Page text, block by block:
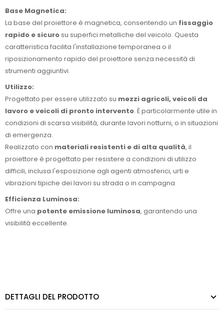
Base Magnetica:
La base del proiettore è magnetica, consentendo un fissaggio
rapido e sicurosu superfici metalliche del veicolo. Questa
caratteristica facilita l'installazione temporanea o il
riposizionamento rapido del proiettore senza necessità di
strumenti aggiuntivi.
Utilizzo:
Progettato per essere utilizzato su mezzi agricoli, veicoli da
lavoro e veicoli di pronto intervento. È particolarmente utile in
condizioni di scarsa visibilità, durante lavori notturni, o in situazioni
di emergenza.
Realizzato con materiali resistenti e di alta qualità, il
proiettore è progettato per resistere a condizioni di utilizzo
difficili, inclusa l'esposizione agli agenti atmosferici, urti e
vibrazioni tipiche dei lavori su strada o in campagna.
Efficienza Luminosa:
Offre una potente emissione luminosa, garantendo una
visibilità eccellente.
DETTAGLI DEL PRODOTTO